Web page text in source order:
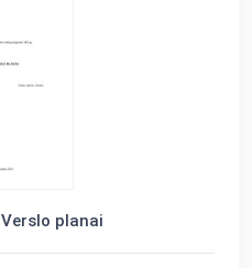
Verslo planai